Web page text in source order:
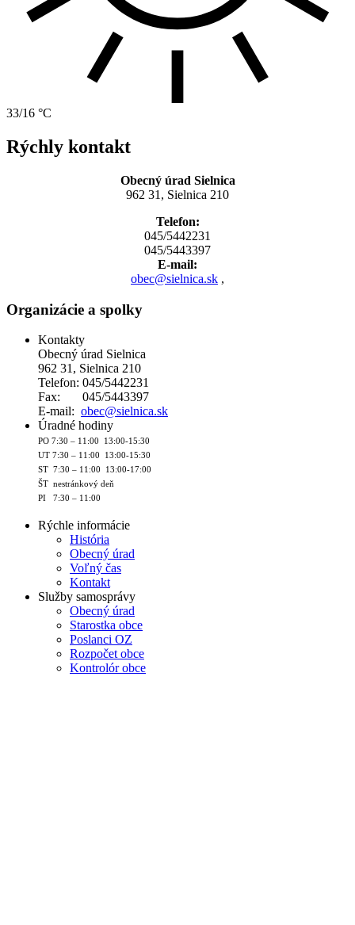
33/16 °C
Rýchly kontakt
Obecný úrad Sielnica
962 31, Sielnica 210
Telefon:
045/5442231
045/5443397
E-mail:
obec@sielnica.sk ,
Organizácie a spolky
Kontakty
Obecný úrad Sielnica
962 31, Sielnica 210
Telefon: 045/5442231
Fax: 045/5443397
E-mail: obec@sielnica.sk
Úradné hodiny
PO 7:30 – 11:00 13:00-15:30
UT 7:30 – 11:00 13:00-15:30
ST 7:30 – 11:00 13:00-17:00
ŠT nestránkový deň
PI 7:30 – 11:00
Rýchle informácie
História
Obecný úrad
Voľný čas
Kontakt
Služby samosprávy
Obecný úrad
Starostka obce
Poslanci OZ
Rozpočet obce
Kontrolór obce